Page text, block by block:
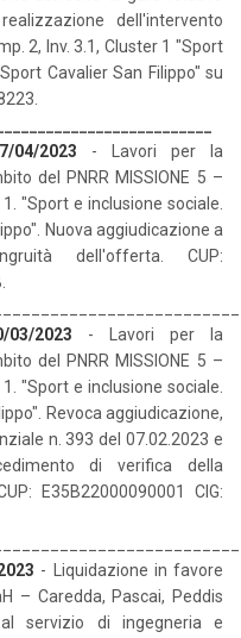
dell'intervento
2, Inv. 3.1, Cluster 1 "Sport
Cavalier San Filippo" su
04/2023 - Lavori per la
del PNRR MISSIONE 5 –
"Sport e inclusione sociale.
Nuova aggiudicazione a
dell'offerta. CUP:
2023 - Lavori per la
del PNRR MISSIONE 5 –
"Sport e inclusione sociale.
Revoca aggiudicazione,
n. 393 del 07.02.2023 e
di verifica della
E35B22000090001 CIG:
- Liquidazione in favore
– Caredda, Pascai, Peddis
servizio di ingegneria e